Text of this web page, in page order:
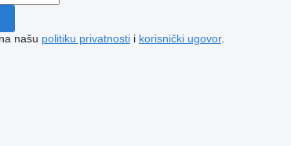
našu politiku privatnostii korisnički ugovor.